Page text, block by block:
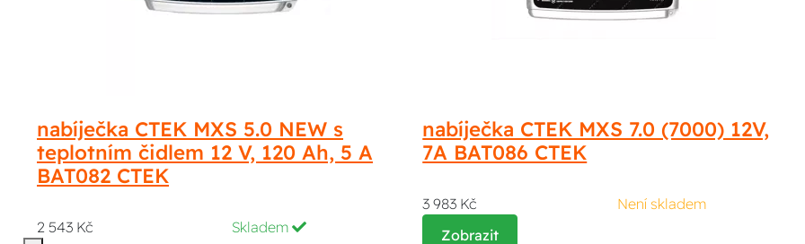
nabíječka CTEK MXS 5.0 NEW s
teplotním čidlem 12 V, 120 Ah, 5 A
BAT082 CTEK
2 543 Kč
Skladem
nabíječka CTEK MXS 7.0 (7000) 12V,
7A BAT086 CTEK
3 983 Kč
Není skladem
Zobrazit